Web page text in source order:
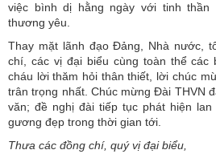
việc bình dị hằng ngày với tinh
thương yêu.
Thay mặt lãnh đạo Đảng, Nhà nước,
chí, các vị đại biểu cùng toàn thể các
cháu lời thăm hỏi thân thiết, lời chúc
trân trọng nhất. Chúc mừng Đài THVN
văn; đề nghị đài tiếp tục phát hiện
gương đẹp trong thời gian tới.
Thưa các đồng chí, quý vị đại biểu,